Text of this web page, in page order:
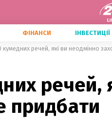
ФІНАНСИ ІНВЕСТИЦІЇ
кумедних речей, які ви неодмінно
речей,
придбати